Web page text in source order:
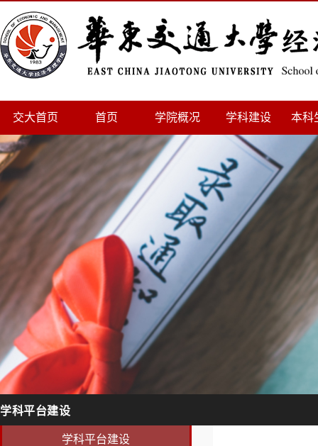
交大首页 首页 学院概况 学科建设 本科
学科平台建设
学科平台建设